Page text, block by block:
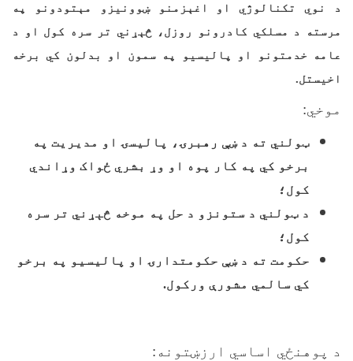
د نوي تکنالوژي او اغېزمنو ښوونيزو مېتودونو په
مرسته د مسلکي کادرونو روزل، څېړني تر سره کول او د
عامه خدمتونو او پاليسيو په سمون او بدلون کي برخه
اخيستل.
موخي:
ټولني ته د ښې رهبرۍ، پاليسۍ او مديريت په
برخو کي په کار پوه او وړ بشري ځواک وړاندي
کول؛
د ټولني د ستونزو د حل په موخه څېړني تر سره
کول؛
حکومت ته د ښې حکومتدارۍ او پاليسيو په برخو
کي سالمي مشورې ورکول.
د پوهنځي اساسي ارزښتونه :